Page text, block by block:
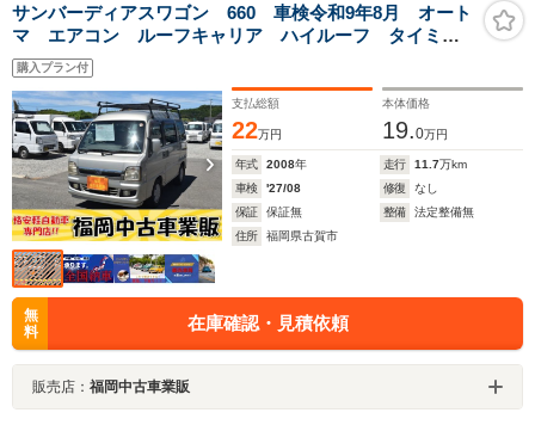
サンバーディアスワゴン 660 車検令和9年8月 オート
マ エアコン ルーフキャリア ハイルーフ タイミン
グベルト交換済み ラジオ パワステ パワーウィンド
ウ エアバック ABS フォグ
購入プラン付
支払総額
22万円
本体価格
19.0万円
年式 2008年 走行 11.7万km
車検
'27/08 修復
なし
保証
保証無 整備
法定整備無
住所
福岡県古賀市
無
料
在庫確認・見積依頼
販売店： 福岡中古車業販